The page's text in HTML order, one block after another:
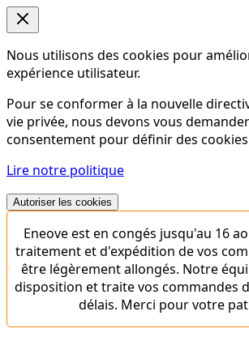
Nous utilisons des cookies pour
expérience utilisateur.
Pour se conformer à la nouvelle
vie privée, nous devons vous
consentement pour définir des
Lire notre politique
Autoriser les cookies
Eneove est en congés jusqu'au 16
traitement et d'expédition de vos
être légèrement allongés. Notre
disposition et traite vos commandes
délais. Merci pour votre